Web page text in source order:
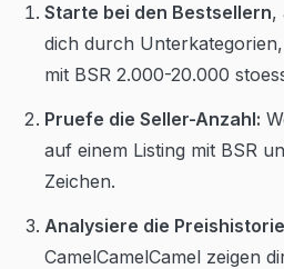
Starte bei den Bestsellern,
dich durch
mit BSR 2.000-20.000
Pruefe die Seller-Anzahl:
auf einem Listing mit BSR
Zeichen.
Analysiere die
CamelCamelCamel zeigen